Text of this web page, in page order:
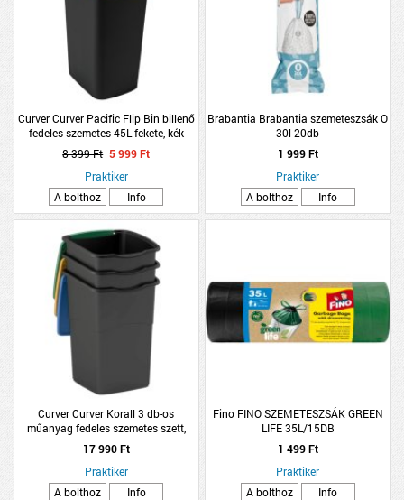
Curver Curver Pacific Flip Bin billenő
fedeles szemetes 45L fekete, kék
8 399 Ft 5 999 Ft
Praktiker
A bolthoz
Info
Brabantia Brabantia szemeteszsák O
30l 20db
1 999 Ft
Praktiker
A bolthoz
Info
Curver Curver Korall 3 db-os
műanyag fedeles szemetes szett,
3x47L
17 990 Ft
Praktiker
A bolthoz
Info
Fino FINO SZEMETESZSÁK GREEN
LIFE 35L/15DB
1 499 Ft
Praktiker
A bolthoz
Info